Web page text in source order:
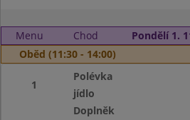
Menu Chod
Pondělí 1.
Oběd (11:30 - 14:00)
1
Polévka
jídlo
Doplněk